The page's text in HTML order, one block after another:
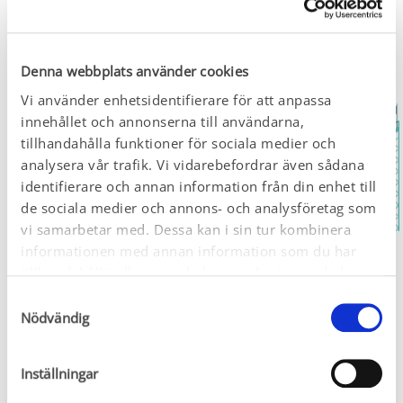
Denna webbplats använder cookies
Vi använder enhetsidentifierare för att anpassa
innehållet och annonserna till användarna,
tillhandahålla funktioner för sociala medier och
analysera vår trafik. Vi vidarebefordrar även sådana
identifierare och annan information från din enhet till
de sociala medier och annons- och analysföretag som
vi samarbetar med. Dessa kan i sin tur kombinera
informationen med annan information som du har
Nödvändig
Inställningar
hormonerna i kroppen?
I övergångsåldern förändras hormonbalansen av de
kvinnliga hormonerna, vilket kan leda till en obalans